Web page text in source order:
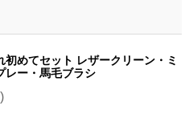
初めてセット レザークリーン・ミ
レー・馬毛ブラシ